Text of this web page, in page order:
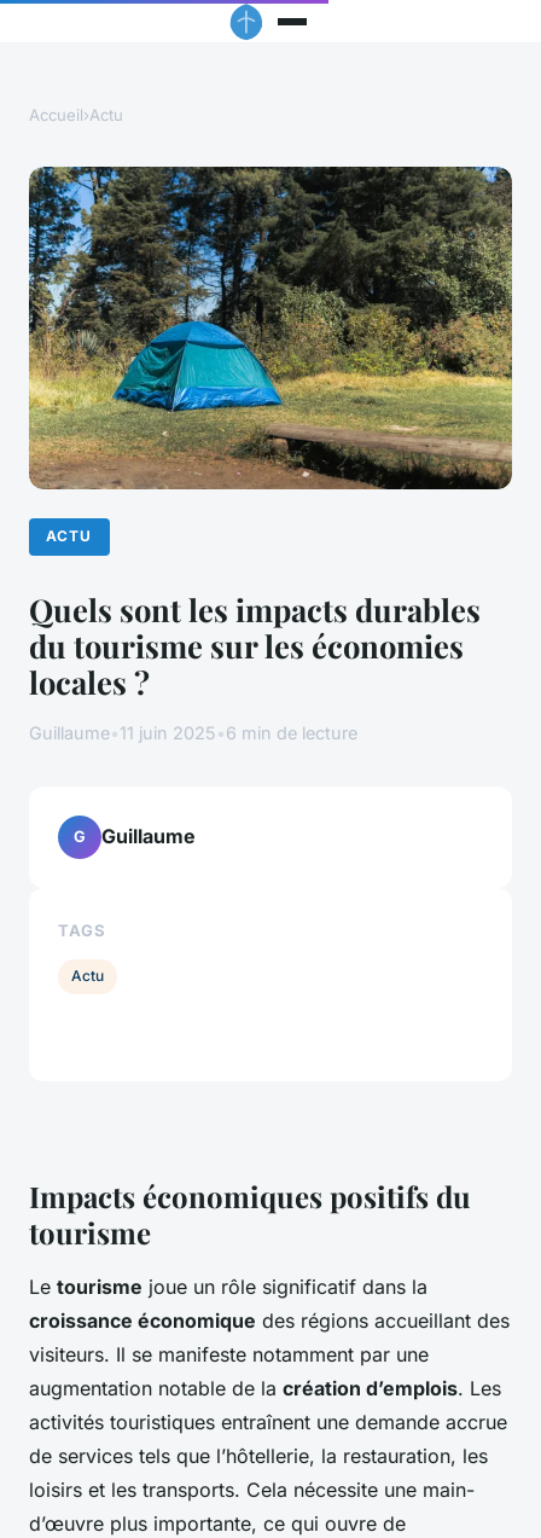
Accueil›Actu
ACTU
Quels sont les impacts durables
du tourisme sur les économies
locales ?
Guillaume•11 juin 2025•6 min de lecture
Impacts économiques positifs du
tourisme
Le tourisme joue un rôle significatif dans la
croissance économique des régions accueillant des
visiteurs. Il se manifeste notamment par une
augmentation notable de la création d’emplois. Les
activités touristiques entraînent une demande accrue
de services tels que l’hôtellerie, la restauration, les
loisirs et les transports. Cela nécessite une main-
d’œuvre plus importante, ce qui ouvre de
G Guillaume
TAGS
Actu